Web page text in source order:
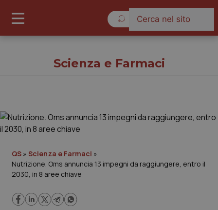
Governo e Parlamento
Regioni e Asl
Scienza e Farmaci
QS » Scienza e Farmaci »
Nutrizione. Oms annuncia 13 impegni da raggiungere, entro il
2030, in 8 aree chiave